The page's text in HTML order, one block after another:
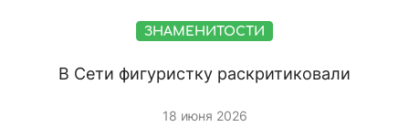
ЗНАМЕНИТОСТИ
В Сети фигуристку раскритиковали
18 июня 2026